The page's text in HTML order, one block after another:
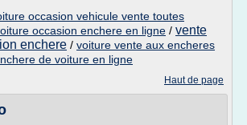
occasion vehicule vente toutes
occasion enchere en ligne / vente
enchere / voiture vente aux encheres
de voiture en ligne
Haut de page